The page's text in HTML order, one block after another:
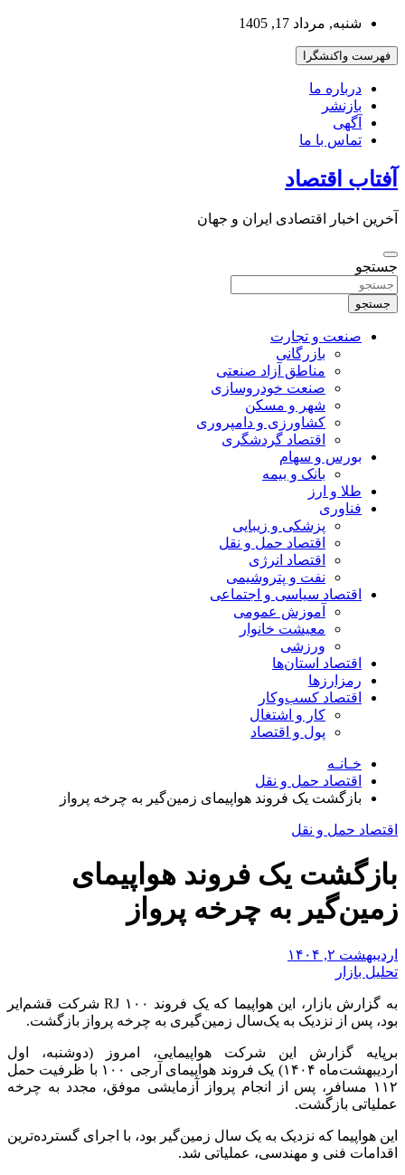
بروید
شنبه, مرداد 17, 1405
فهرست واکنشگرا
درباره ما
بازنشر
آگهی
تماس با ما
آفتاب اقتصاد
آخرین اخبار اقتصادی ایران و جهان
جستجو
جستجو
صنعت و تجارت
بازرگانی
مناطق آزاد صنعتی
صنعت خودروسازی
شهر و مسکن
کشاورزی و دامپروری
اقتصاد گردشگری
بورس و سهام
بانک و بیمه
طلا و ارز
فناوری
پزشکی و زیبایی
اقتصاد حمل و نقل
اقتصاد انرژی
نفت و پتروشیمی
اقتصاد سیاسی و اجتماعی
آموزش عمومی
معیشت خانوار
ورزشی
اقتصاد استان‌ها
رمزارزها
اقتصاد کسب‌و‌کار
کار و اشتغال
پول و اقتصاد
خـانـه
اقتصاد حمل و نقل
بازگشت یک فروند هواپیمای زمین‌گیر به چرخه پرواز
اقتصاد حمل و نقل
بازگشت یک فروند هواپیمای
زمین‌گیر به چرخه پرواز
اردیبهشت ۲, ۱۴۰۴
تحلیل بازار
به گزارش بازار، این هواپیما که یک فروند RJ ۱۰۰ شرکت قشم‌ایر
بود، پس از نزدیک به یک‌سال زمین‌گیری به چرخه پرواز بازگشت.
برپایه گزارش این شرکت هواپیمایی، امروز (دوشنبه، اول
اردیبهشت‌ماه ۱۴۰۴) یک فروند هواپیمای آرجی ۱۰۰ با ظرفیت حمل
۱۱۲ مسافر، پس از انجام پرواز آزمایشی موفق، مجدد به چرخه
عملیاتی بازگشت.
این هواپیما که نزدیک به یک سال زمین‌گیر بود، با اجرای گسترده‌ترین
اقدامات فنی و مهندسی، عملیاتی شد.